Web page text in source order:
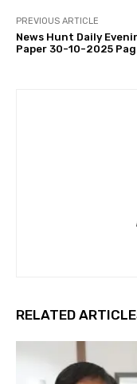
PREVIOUS ARTICLE
News Hunt Daily
Paper 30-10-2025
RELATED